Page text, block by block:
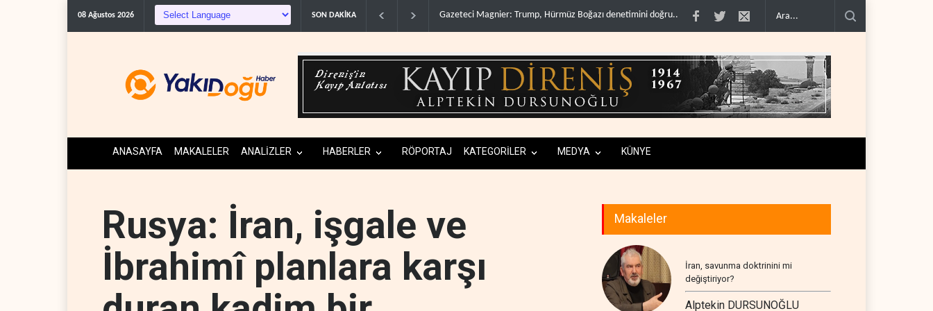
08 Ağustos 2026 SON DAKİKA
Gazeteci Magnier: Trump, Hürmüz Boğazı denetimini doğru.. Irak Direnişi: Misilleme ertelendi, hesap kapanmadı.. Çin'in petrol ithalatı on yıllık dipten sonra yükseldi..
ANASAYFA MAKALELER ANALİZLER HABERLER RÖPORTAJ KATEGORİLER MEDYA KÜNYE
Rusya: İran, işgale ve
İbrahimî planlara karşı
Makaleler
İran, savunma doktrinini mi
değiştiriyor?
Alptekin DURSUNOĞLU